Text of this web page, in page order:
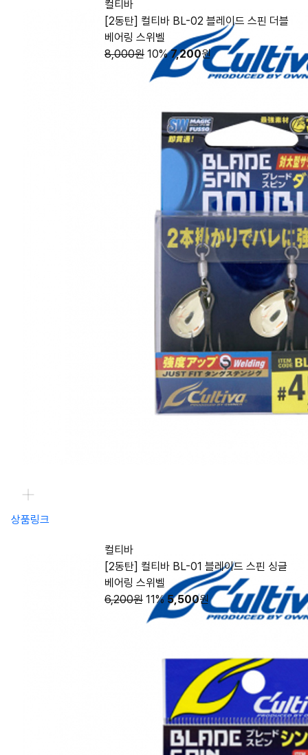
컬티바
[2동탄] 컬티바 BL-02 블레이드 스핀 더블
베어링 스위벨
8,000원 10% 7,200원
상품링크
컬티바
[2동탄] 컬티바 BL-01 블레이드 스핀 싱글
베어링 스위벨
6,200원 11% 5,500원